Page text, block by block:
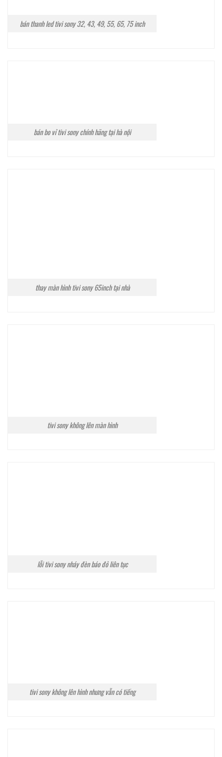
bán thanh led tivi sony 32, 43, 49, 55, 65, 75 inch
bán bo vỉ tivi sony chính hãng tại hà nội
thay màn hình tivi sony 65inch tại nhà
tivi sony không lên màn hình
lỗi tivi sony nháy đèn báo đỏ liên tục
tivi sony không lên hình nhưng vẫn có tiếng